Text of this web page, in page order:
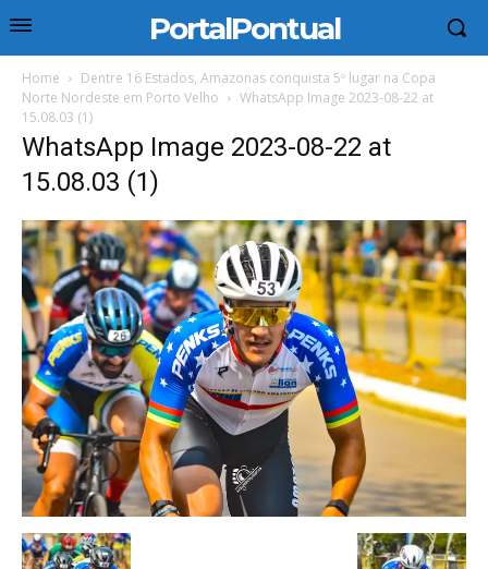
PortalPontual
Home
Dentre 16 Estados, Amazonas conquista 5º lugar na Copa
Norte Nordeste em Porto Velho
WhatsApp Image 2023-08-22 at
15.08.03 (1)
WhatsApp Image 2023-08-22 at
15.08.03 (1)